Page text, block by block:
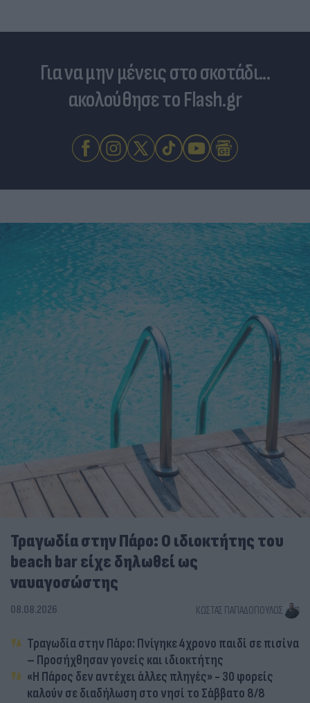
Για να μην μένεις στο σκοτάδι...
ακολούθησε το Flash.gr
Τραγωδία στην Πάρο: Ο ιδιοκτήτης του
beach bar είχε δηλωθεί ως
ναυαγοσώστης
08.08.2026 ΚΏΣΤΑΣ ΠΑΠΑΔΌΠΟΥΛΟΣ
Τραγωδία στην Πάρο: Πνίγηκε 4χρονο παιδί σε πισίνα
– Προσήχθησαν γονείς και ιδιοκτήτης
«Η Πάρος δεν αντέχει άλλες πληγές» - 30 φορείς
καλούν σε διαδήλωση στο νησί το Σάββατο 8/8